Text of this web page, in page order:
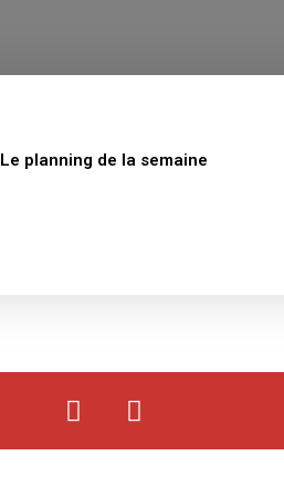
Le planning de la semaine
F
a
c
Y
o
u